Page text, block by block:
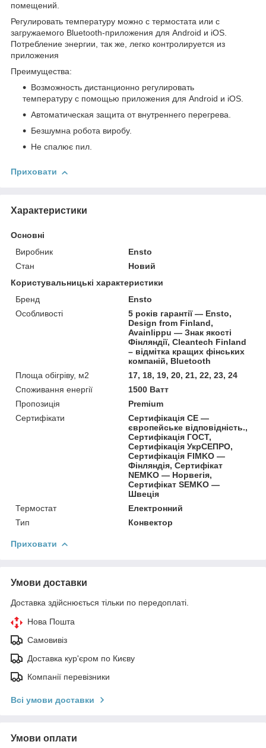
помещений.
Регулировать температуру можно с термостата или с
загружаемого Bluetooth-приложения для Android и iOS.
Потребление энергии, так же, легко контролируется из
приложения
Преимущества:
Возможность дистанционно регулировать
температуру с помощью приложения для Android и iOS.
Автоматическая защита от внутреннего перегрева.
Безшумна робота виробу.
Не спалює пил.
Приховати
Характеристики
Основні
Виробник
Ensto
Стан
Новий
Користувальницькі характеристики
Бренд
Ensto
Особливості
5 років гарантії — Ensto,
Design from Finland,
Avainlippu — Знак якості
Фінляндії, Cleantech Finland
– відмітка кращих фінських
компаній, Bluetooth
Площа обігріву, м2
17, 18, 19, 20, 21, 22, 23, 24
Споживання енергії
1500 Ватт
Пропозиція
Premium
Сертифікати
Сертифікація CE —
європейське відповідність.,
Сертифікація ГОСТ,
Сертифікація УкрСЕПРО,
Сертифікація FIMKO —
Фінляндія, Сертифікат
NEMKO — Норвегія,
Сертифікат SEMKO —
Швеція
Термостат
Електронний
Тип
Конвектор
Приховати
Умови доставки
Доставка здійснюється тільки по передоплаті.
Нова Пошта
Самовивіз
Доставка кур'єром по Києву
Компанії перевізники
Всі умови доставки
Умови оплати